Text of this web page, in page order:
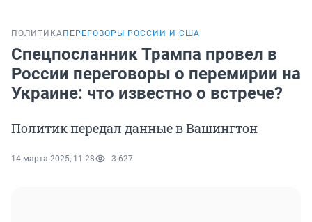
ПОЛИТИКА ПЕРЕГОВОРЫ РОССИИ И США
Спецпосланник Трампа провел в
России переговоры о перемирии на
Украине: что известно о встрече?
Политик передал данные в Вашингтон
14 марта 2025, 11:28 3 627